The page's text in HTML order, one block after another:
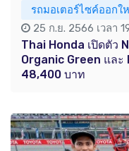
รถมอเตอร์ไซค์ออกใ
25 ก.ย. 2566 เวลา
Thai Honda เปิดตัว
Organic Green แล
48,400 บาท